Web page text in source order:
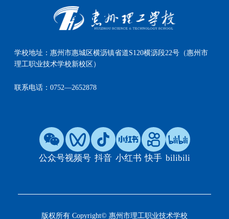
学校地址：惠州市惠城区横沥镇省道S120横沥段22号（惠州市
理工职业技术学校新校区）
联系电话：0752—2652878
公众号视频号 抖音 小红书 快手 bilibili
版权所有 Copyright© 惠州市理工职业技术学校